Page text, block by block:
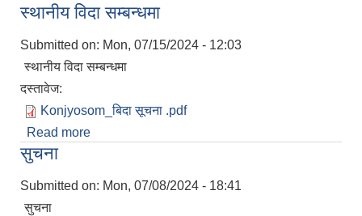
स्थानीय विदा सम्बन्धमा
Submitted on: Mon, 07/15/2024 - 12:03
स्थानीय विदा सम्बन्धमा
दस्तावेज:
Konjyosom_बिदा सूचना .pdf
Read more
सुचना
Submitted on: Mon, 07/08/2024 - 18:41
सुचना